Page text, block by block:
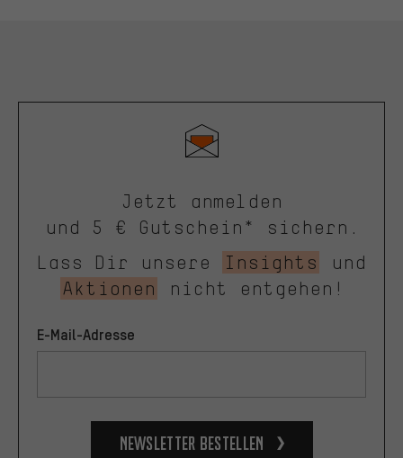
Jetzt anmelden
und 5 € Gutschein* sichern.
Lass Dir unsere
Insights
und
Aktionen
nicht entgehen!
E-Mail-Adresse
Newsletter bestellen